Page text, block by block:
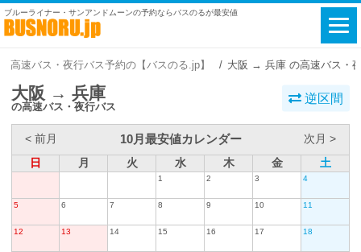
ブルーライナー・サンアンドムーンの予約ならバスのるが最安値
高速バス・夜行バス予約の【バスのる.jp】 大阪 → 兵庫 の高速バス・
大阪 → 兵庫
の高速バス・夜行バス
逆区間
< 前月 10月最安値カレンダー
次月 >
日
月 火 水 木 金 土
1 2 3 4
5 6 7 8 9 10 11
12 13 14 15 16 17 18